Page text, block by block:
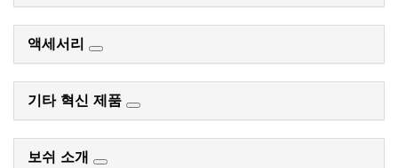
액세서리
기타 혁신 제품
보쉬 소개